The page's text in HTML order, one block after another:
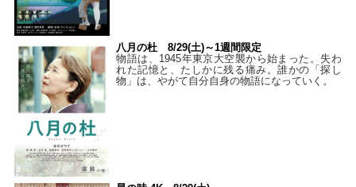
八月の杜 8/29(土)～1週間限定
物語は、1945年東京大空襲から始まった。失わ
れた記憶と、たしかに残る痛み。誰かの「探し
物」は、やがて自分自身の物語になっていく。